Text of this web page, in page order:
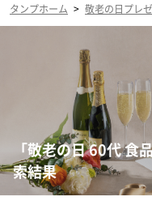
タンプホーム > 敬老の日プレ
「敬老の日 60代 食
索結果